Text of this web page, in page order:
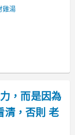
雞湯
從
，而是因為
清，否則 老